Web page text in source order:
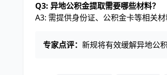
Q3: 异地公积金提取需要哪些材料？
A3: 需提供身份证、公积金卡等相关材
专家点评： 新规将有效缓解异地公